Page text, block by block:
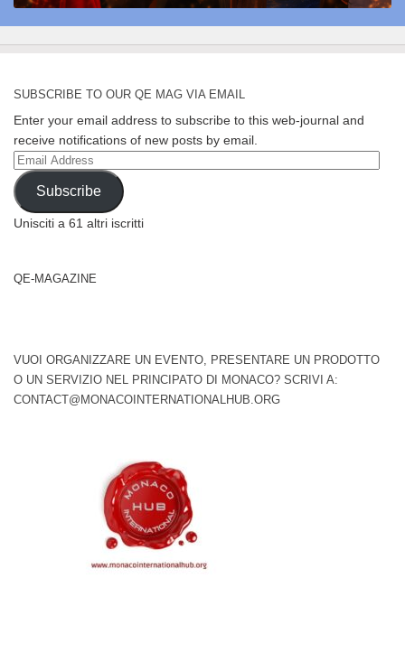
SUBSCRIBE TO OUR QE MAG VIA EMAIL
Enter your email address to subscribe to this web-journal and
receive notifications of new posts by email.
Email
Address
Subscribe
Unisciti a 61 altri iscritti
QE-MAGAZINE
VUOI ORGANIZZARE UN EVENTO, PRESENTARE UN PRODOTTO
O UN SERVIZIO NEL PRINCIPATO DI MONACO? SCRIVI A:
CONTACT@MONACOINTERNATIONALHUB.ORG